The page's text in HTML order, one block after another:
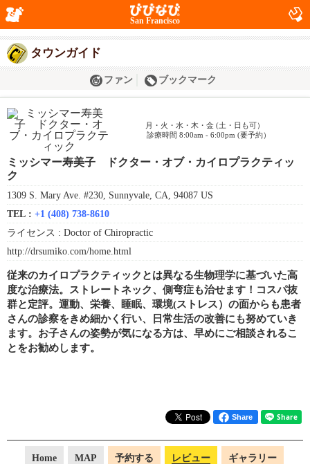
San Francisco
タウンガイド
ファン ブックマーク
月・火・水・木・金 (土・日も可）
診療時間 8:00am - 6:00pm (要予約）
ミッシマー寿美子 ドクター・オブ・カイロプラクティッ
ク
1309 S. Mary Ave. #230, Sunnyvale, CA, 94087 US
TEL : +1 (408) 738-8610
ライセンス : Doctor of Chiropractic
http://drsumiko.com/home.html
従来のカイロプラクティックとは異なる生物理学に基づいた高
度な治療法。ストレートネック、側弯症も治せます！コスパ抜
群と定評。運動、栄養、睡眠、環境(ストレス）の面からも患者
さんの診察をきめ細かく行い、日常生活の改善にも努めていき
ます。お子さんの姿勢が気になる方は、早めにご相談されるこ
とをお勧めします。
Share
Home MAP 予約する レビュー ギャラリー